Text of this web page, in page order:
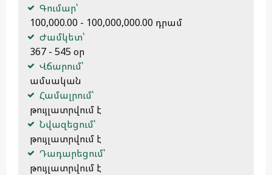
Գումար՝
100,000.00 - 100,000,000.00 դրամ
Ժամկետ՝
367 - 545 օր
Վճարում՝
ամսական
Համալրում՝
թույլատրվում է
Նվազեցում՝
թույլատրվում է
Դադարեցում՝
թույլատրվում է